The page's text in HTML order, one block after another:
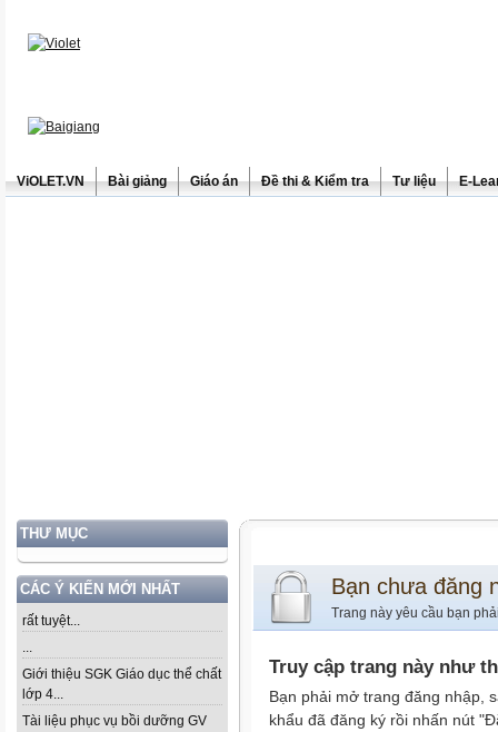
ViOLET.VN Bài giảng Giáo án Đề thi & Kiểm tra Tư liệu E-
THƯ MỤC
CÁC Ý KIẾN MỚI NHẤT
rất tuyệt...
...
Giới thiệu SGK Giáo dục thể chất
lớp 4...
Tài liệu phục vụ bồi dưỡng GV
Bạn chưa đăng
Trang này yêu cầu bạn
Truy cập trang này như
Bạn phải mở trang đăng nhập,
khẩu đã đăng ký rồi nhấn nút